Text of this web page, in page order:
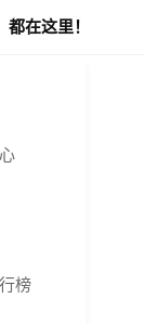
在这里！
榜